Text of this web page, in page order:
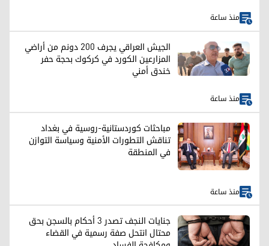
منذ ساعة
الجيش العراقي يجرف 200 دونم من أراضي
المزارعين الكورد في كركوك بحجة حفر
خندق أمني
منذ ساعة
مباحثات كوردستانية-روسية في بغداد
تناقش التطورات الأمنية وسياسة التوازن
في المنطقة
منذ ساعة
جنايات النجف تصدر 3 أحكام بالسجن بحق
محتال انتحل صفة رسمية في القضاء